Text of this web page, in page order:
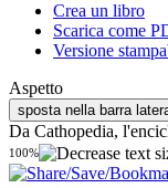
Crea un libro
Scarica come
Versione
Aspetto
sposta nella barra
Da Cathopedia,
100%